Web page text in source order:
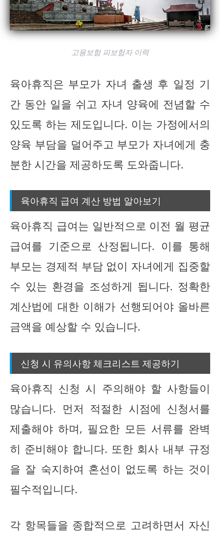
고용보험 피보험자 이력
육아휴직은 부모가 자녀 출생 후 일정 기
간 동안 일을 쉬고 자녀 양육에 전념할 수
있도록 하는 제도입니다. 이는 가정에서의
양육 부담을 덜어주고 부모가 자녀에게 충
분한 시간을 제공하도록 도와줍니다.
육아휴직 급여 계산 방법 알아보기
육아휴직 급여는 일반적으로 이전 월 평균
급여를 기준으로 산정됩니다. 이를 통해
부모는 경제적 부담 없이 자녀에게 집중할
수 있는 환경을 조성하게 됩니다. 정확한
계산법에 대한 이해가 선행되어야 올바른
금액을 예상할 수 있습니다.
신청 시 유의사항 체크리스트 제공하기
육아휴직 신청 시 주의해야 할 사항들이
많습니다. 먼저 적절한 시점에 신청서를
제출해야 하며, 필요한 모든 서류를 완벽
히 준비해야 합니다. 또한 회사 내부 규정
을 잘 숙지하여 혼선이 없도록 하는 것이
필수적입니다.
각 항목들을 종합적으로 고려하면서 자신